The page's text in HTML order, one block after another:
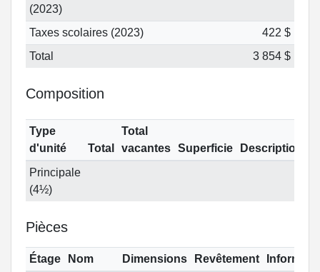
(2023)
Taxes scolaires (2023)
422 $
Total
3 854 $
Composition
Type
d'unité
Total
Total
vacantes
Superficie
Description
Principale
(4½)
Pièces
Étage Nom Dimensions Revêtement